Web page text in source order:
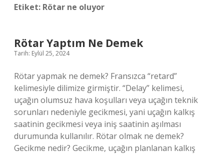
Etiket: Rötar ne oluyor
Rötar Yaptım Ne Demek
Tarih: Eylül 25, 2024
Rötar yapmak ne demek? Fransızca “retard”
kelimesiyle dilimize girmiştir. “Delay” kelimesi,
uçağın olumsuz hava koşulları veya uçağın teknik
sorunları nedeniyle gecikmesi, yani uçağın kalkış
saatinin gecikmesi veya iniş saatinin aşılması
durumunda kullanılır. Rötar olmak ne demek?
Gecikme nedir? Gecikme, uçağın planlanan kalkış